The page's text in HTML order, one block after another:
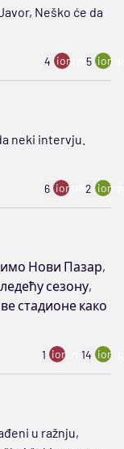
Neško će da
4 ion:minus
5
neki intervju.
6 ion:minus
2
Нови Пазар,
сезону,
стадионе како
1 ion:minus
14
u ražnju,